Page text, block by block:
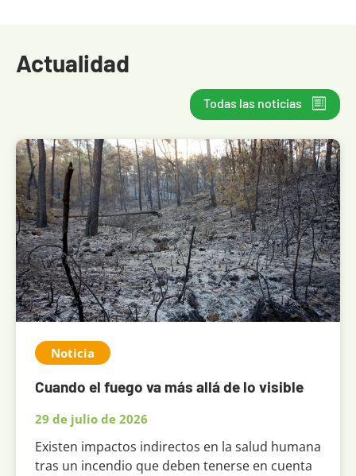
Actualidad
Todas las noticias
Noticia
Cuando el fuego va más allá de lo visible
29 de julio de 2026
Existen impactos indirectos en la salud humana
tras un incendio que deben tenerse en cuenta